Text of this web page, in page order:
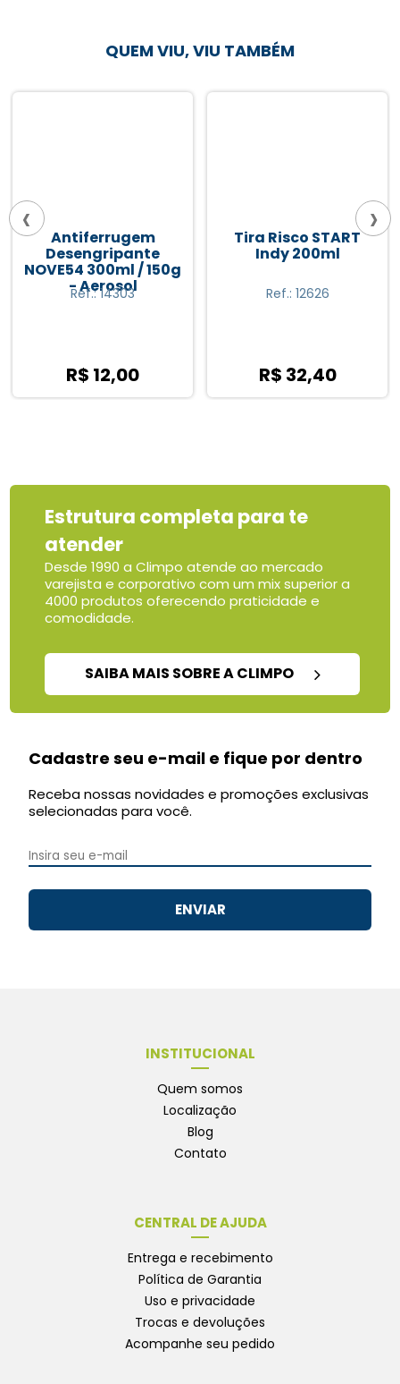
QUEM VIU, VIU TAMBÉM
Antiferrugem
Desengripante
NOVE54 300ml / 150g
- Aerosol
Ref.: 14303
R$ 12,00
Tira Risco START
Indy 200ml
Ref.: 12626
R$ 32,40
‹ ›
Estrutura completa para te
atender
Desde 1990 a Climpo atende ao mercado
varejista e corporativo com um mix superior a
4000 produtos oferecendo praticidade e
comodidade.
SAIBA MAIS SOBRE A CLIMPO
Cadastre seu e-mail e fique por dentro
Receba nossas novidades e promoções exclusivas
selecionadas para você.
ENVIAR
INSTITUCIONAL
Quem somos
Localização
Blog
Contato
CENTRAL DE AJUDA
Entrega e recebimento
Política de Garantia
Uso e privacidade
Trocas e devoluções
Acompanhe seu pedido